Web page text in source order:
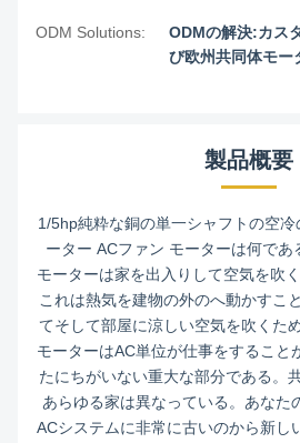
ODM Solutions:
ODMの解決:カス
び欧州共同体モー
製品概要
1/5hp純粋な銅の単一シャフトの空
ーター ACファン モーターは何であ
モーターは家を出入りして空気を吹
これは熱気を建物の外のへ動かすこ
てそして部屋に涼しい空気を吹くた
モーターはAC単位が仕事をすること
たにちがいない重大な部分である。
あらゆる家は異なっている。あなた
ACシステムに非常に古いのから新し